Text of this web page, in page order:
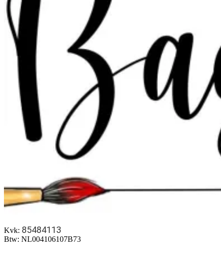
Kvk: 85484113
Btw: NL004106107B73